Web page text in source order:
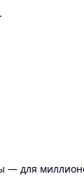
— для